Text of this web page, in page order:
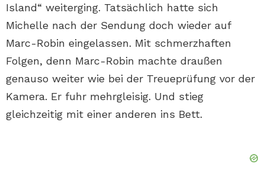
Island“ weiterging. Tatsächlich hatte sich
Michelle nach der Sendung doch wieder auf
Marc-Robin eingelassen. Mit schmerzhaften
Folgen, denn Marc-Robin machte draußen
genauso weiter wie bei der Treueprüfung vor der
Kamera. Er fuhr mehrgleisig. Und stieg
gleichzeitig mit einer anderen ins Bett.